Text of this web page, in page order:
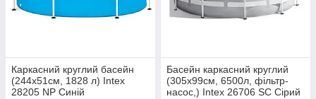
Каркасний круглий басейн
(244х51см, 1828 л) Intex
28205 NP Синій
Басейн каркасний круглий
(305x99см, 6500л, фільтр-
насос,) Intex 26706 SC Сірий